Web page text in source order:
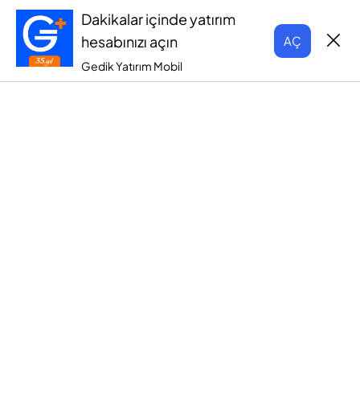
Dakikalar içinde yatırım
hesabınızı açın
Gedik Yatırım Mobil
AÇ